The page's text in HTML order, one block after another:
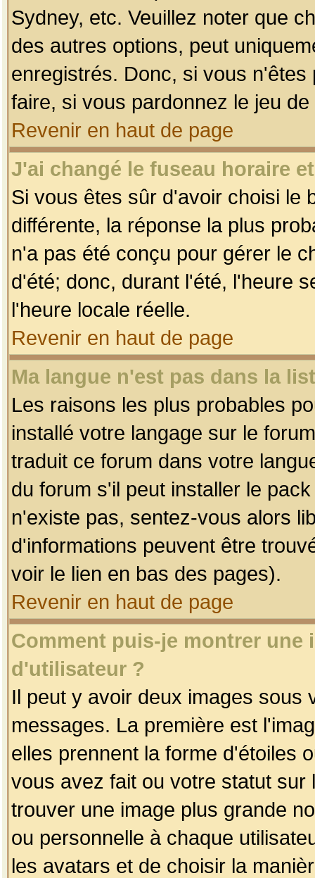
Sydney, etc. Veuillez noter que
des autres options, peut
enregistrés. Donc, si vous
faire, si vous pardonnez le jeu
Revenir en haut de page
J'ai changé le fuseau horaire
Si vous êtes sûr d'avoir choisi le
différente, la réponse la plus
n'a pas été conçu pour gérer le
d'été; donc, durant l'été, l'heure
l'heure locale réelle.
Revenir en haut de page
Ma langue n'est pas dans la
Les raisons les plus probables
installé votre langage sur le
traduit ce forum dans votre
du forum s'il peut installer le
n'existe pas, sentez-vous alors
d'informations peuvent être
voir le lien en bas des pages).
Revenir en haut de page
Comment puis-je montrer une
d'utilisateur ?
Il peut y avoir deux images sous
messages. La première est
elles prennent la forme d'étoiles
vous avez fait ou votre statut
trouver une image plus grande
ou personnelle à chaque
les avatars et de choisir la